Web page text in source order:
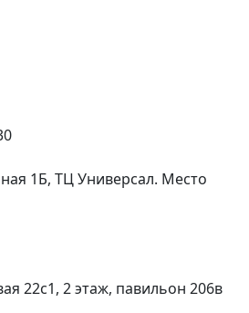
1Б, ТЦ Универсал. Место
22с1, 2 этаж, павильон 206в